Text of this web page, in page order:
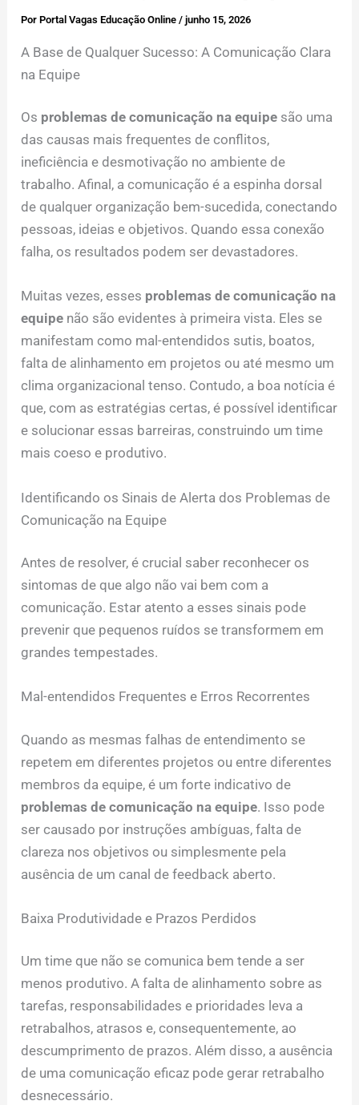
PorPortal Vagas Educação Online/junho 15, 2026
A Base de Qualquer Sucesso: A Comunicação Clara
na Equipe
Os problemas de comunicação na equipe são uma
das causas mais frequentes de conflitos,
ineficiência e desmotivação no ambiente de
trabalho. Afinal, a comunicação é a espinha dorsal
de qualquer organização bem-sucedida, conectando
pessoas, ideias e objetivos. Quando essa conexão
falha, os resultados podem ser devastadores.
Muitas vezes, esses problemas de comunicação na
equipe não são evidentes à primeira vista. Eles se
manifestam como mal-entendidos sutis, boatos,
falta de alinhamento em projetos ou até mesmo um
clima organizacional tenso. Contudo, a boa notícia é
que, com as estratégias certas, é possível identificar
e solucionar essas barreiras, construindo um time
mais coeso e produtivo.
Identificando os Sinais de Alerta dos Problemas de
Comunicação na Equipe
Antes de resolver, é crucial saber reconhecer os
sintomas de que algo não vai bem com a
comunicação. Estar atento a esses sinais pode
prevenir que pequenos ruídos se transformem em
grandes tempestades.
Mal-entendidos Frequentes e Erros Recorrentes
Quando as mesmas falhas de entendimento se
repetem em diferentes projetos ou entre diferentes
membros da equipe, é um forte indicativo de
problemas de comunicação na equipe. Isso pode
ser causado por instruções ambíguas, falta de
clareza nos objetivos ou simplesmente pela
ausência de um canal de feedback aberto.
Baixa Produtividade e Prazos Perdidos
Um time que não se comunica bem tende a ser
menos produtivo. A falta de alinhamento sobre as
tarefas, responsabilidades e prioridades leva a
retrabalhos, atrasos e, consequentemente, ao
descumprimento de prazos. Além disso, a ausência
de uma comunicação eficaz pode gerar retrabalho
desnecessário.